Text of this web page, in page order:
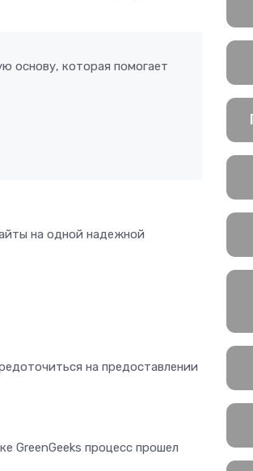
основу, которая помогает
на одной надежной
на предоставлении
GreenGeeks процесс прошел